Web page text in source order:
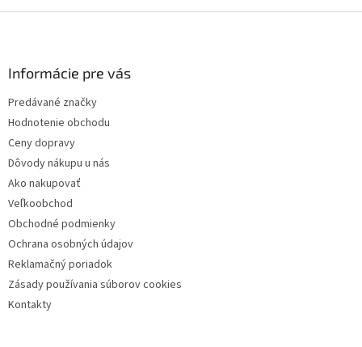
Informácie pre vás
Predávané značky
Hodnotenie obchodu
Ceny dopravy
Dôvody nákupu u nás
Ako nakupovať
Veľkoobchod
Obchodné podmienky
Ochrana osobných údajov
Reklamačný poriadok
Zásady používania súborov cookies
Kontakty